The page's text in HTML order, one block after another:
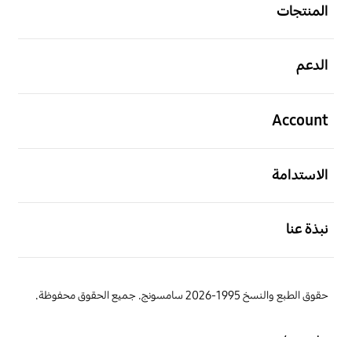
المنتجات
الدعم
Account
الاستدامة
نبذة عنا
حقوق الطبع والنسخ 1995-2026 سامسونج. جميع الحقوق محفوظة.